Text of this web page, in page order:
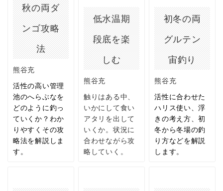
秋の両ダ
ンゴ攻略
法
熊谷充
活性の高い管理
池のへらぶなを
どのように釣っ
ていくか？わか
りやすくその攻
略法を解説しま
す。
低水温期
段底を楽
しむ
熊谷充
触りはある中、
いかにして食い
アタリを出して
いくか。状況に
合わせながら攻
略していく。
初冬の両
グルテン
宙釣り
熊谷充
活性に合わせた
ハリス使い、浮
きの考え方、初
冬から冬場の釣
り方などを解説
します。